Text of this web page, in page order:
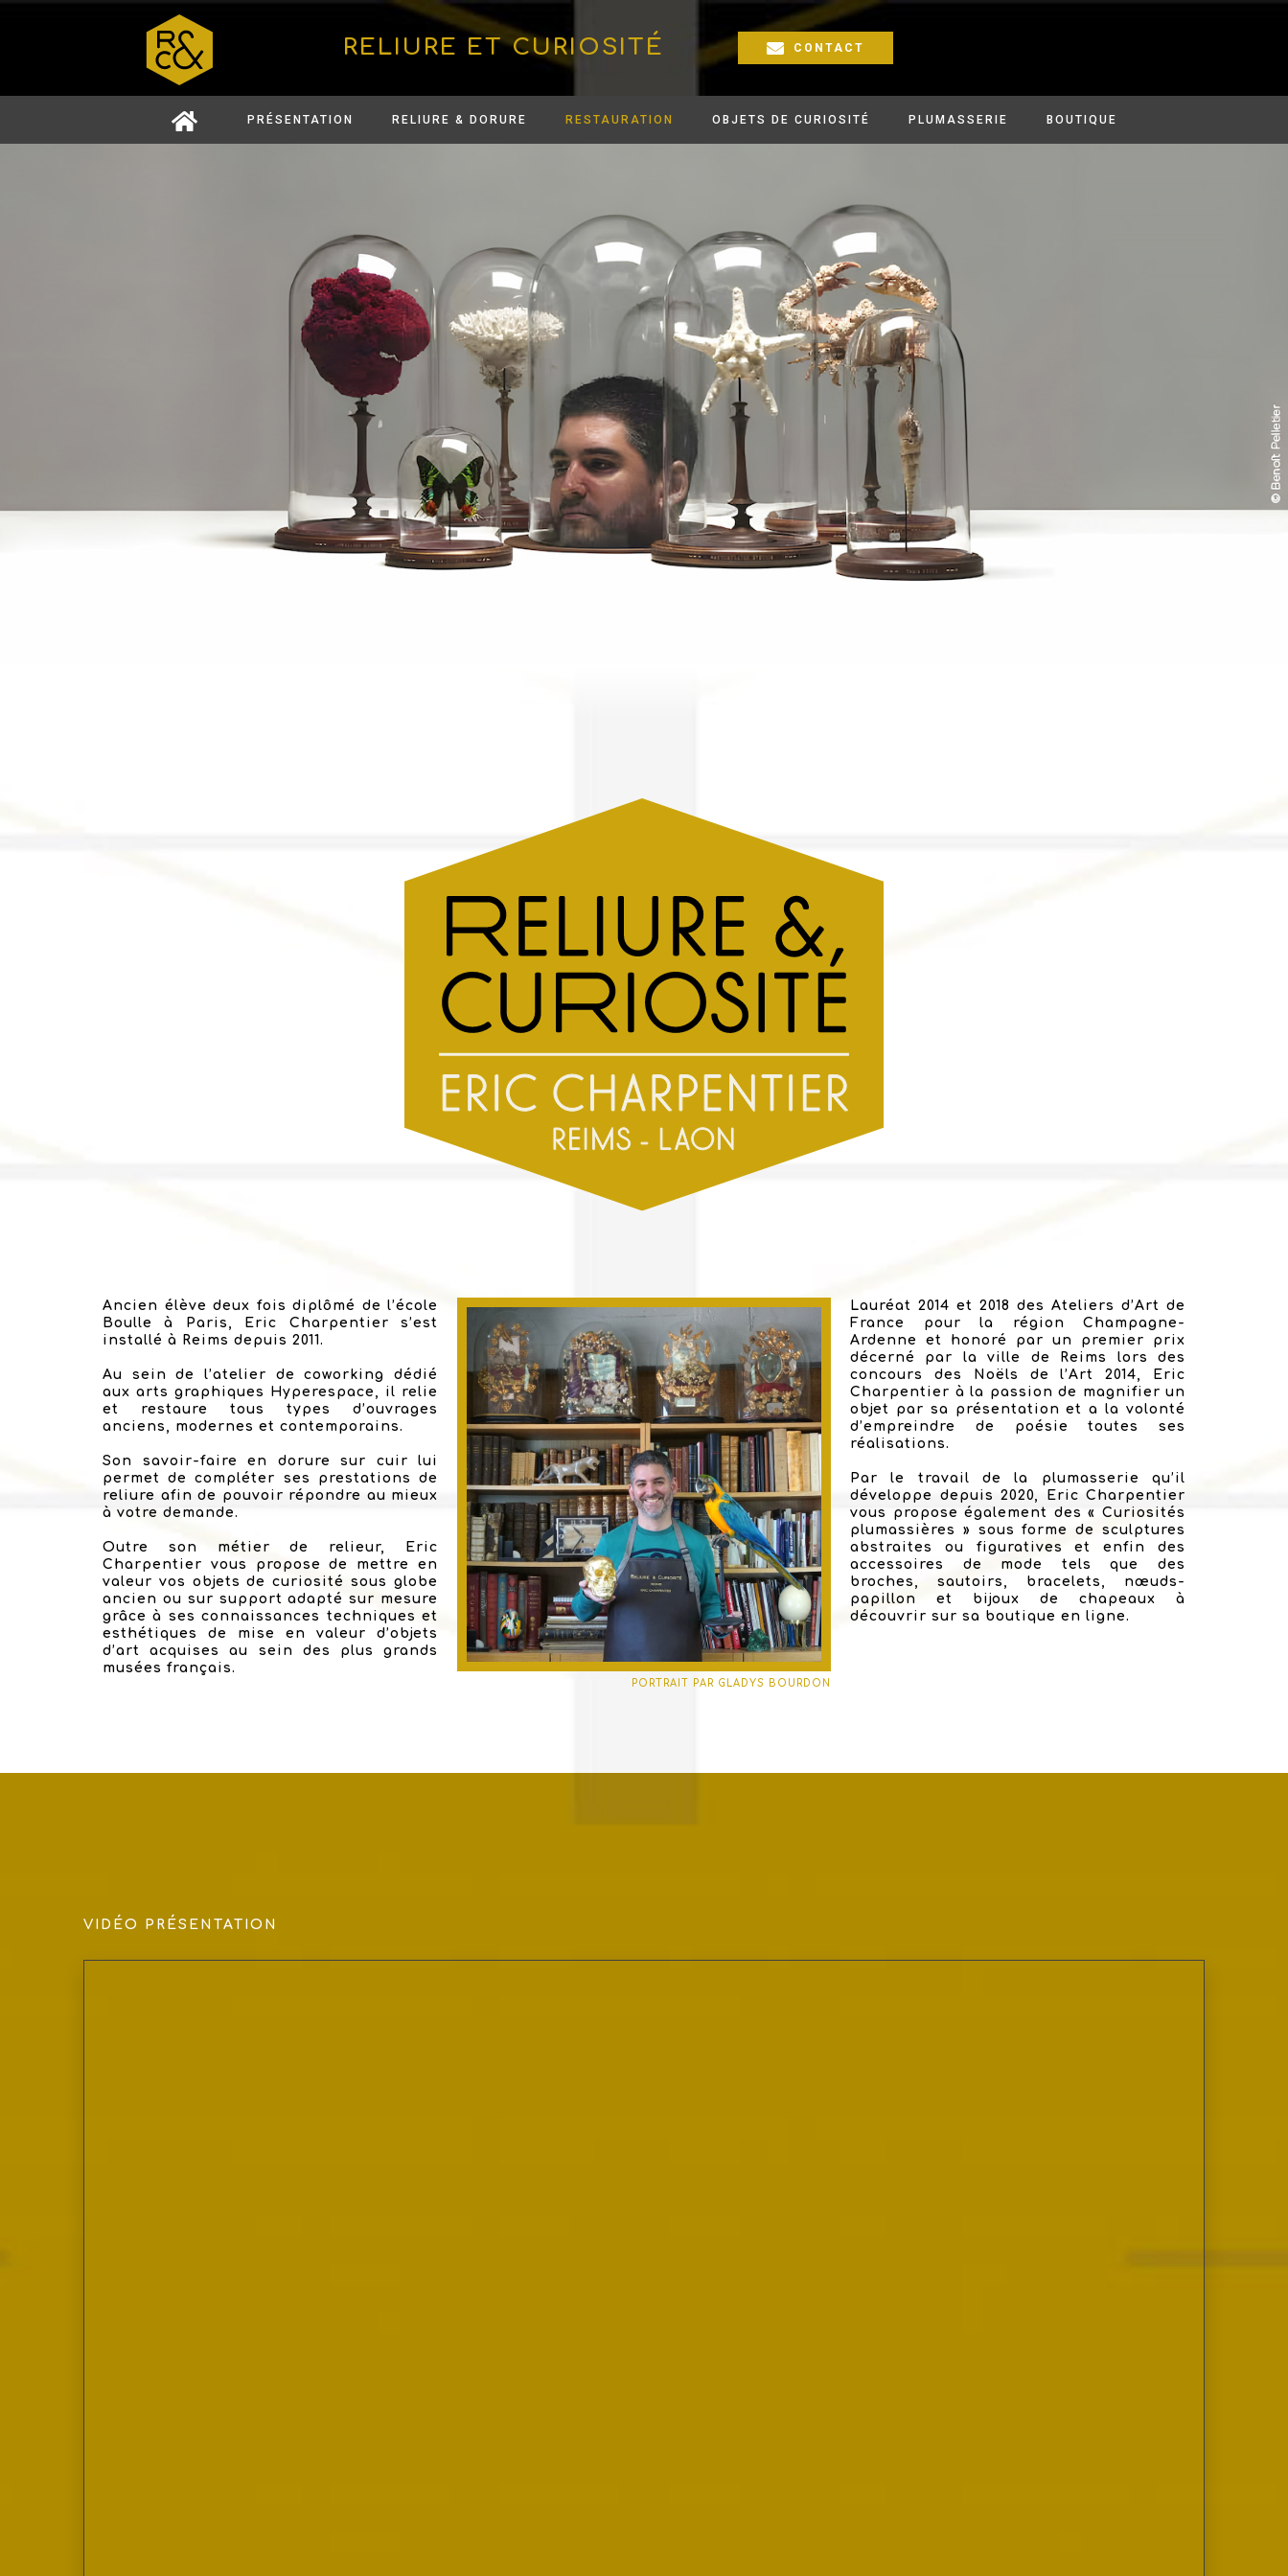
RELIURE ET CURIOSITÉ CONTACT
PRÉSENTATION RELIURE & DORURE RESTAURATION OBJETS DE CURIOSITÉ PLUMASSERIE BOUTIQUE
Ancien élève deux fois diplômé de l’école
Boulle à Paris, Eric Charpentier s’est
installé à Reims depuis 2011.
Au sein de l’atelier de coworking dédié
aux arts graphiques Hyperespace, il relie
et restaure tous types d’ouvrages
anciens, modernes et contemporains.
Son savoir-faire en dorure sur cuir lui
permet de compléter ses prestations de
reliure afin de pouvoir répondre au mieux
à votre demande.
Outre son métier de relieur, Eric
Charpentier vous propose de mettre en
valeur vos objets de curiosité sous globe
ancien ou sur support adapté sur mesure
grâce à ses connaissances techniques et
esthétiques de mise en valeur d’objets
d’art acquises au sein des plus grands
musées français.
PORTRAIT PAR GLADYS BOURDON
Lauréat 2014 et 2018 des Ateliers d’Art de
France pour la région Champagne-
Ardenne et honoré par un premier prix
décerné par la ville de Reims lors des
concours des Noëls de l’Art 2014, Eric
Charpentier à la passion de magnifier un
objet par sa présentation et a la volonté
d’empreindre de poésie toutes ses
réalisations.
Par le travail de la plumasserie qu’il
développe depuis 2020, Eric Charpentier
vous propose également des « Curiosités
plumassières » sous forme de sculptures
abstraites ou figuratives et enfin des
accessoires de mode tels que des
broches, sautoirs, bracelets, nœuds-
papillon et bijoux de chapeaux à
découvrir sur sa boutique en ligne.
VIDÉO PRÉSENTATION